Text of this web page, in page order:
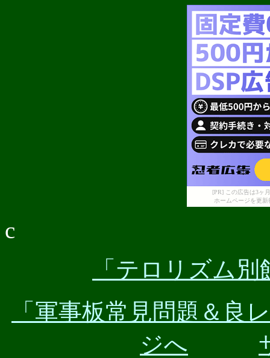
[PR] この広告は3ヶ
ホームページを更
c
「テロリズム
「軍事板常見問題＆良
ジへ